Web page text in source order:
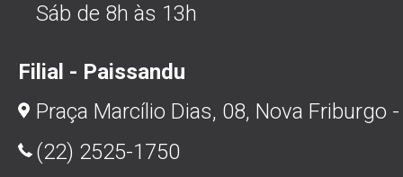
Sáb de 8h às 13h
Filial - Paissandu
Praça Marcílio Dias, 08, Nova Friburgo
(22) 2525-1750